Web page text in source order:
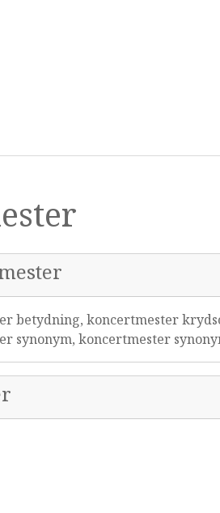
betydning, koncertmester
synonym, koncertmester